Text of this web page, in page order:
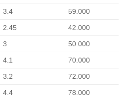
3.4 59.000
2.45 42.000
3 50.000
4.1 70.000
3.2 72.000
4.4 78.000